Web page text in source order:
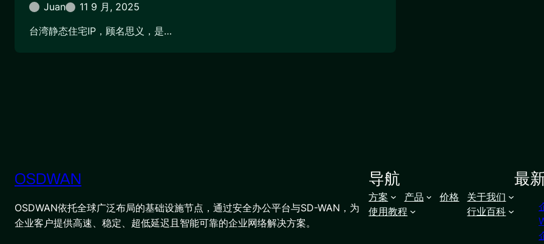
Juan
11 9 月, 2025
台湾静态住宅IP，顾名思义，是…
OSDWAN
OSDWAN依托全球广泛布局的基础设施节点，通过安全办公平台与SD-WAN，为
企业客户提供高速、稳定、超低延迟且智能可靠的企业网络解决方案。
导航
方案 产品 价格
关于我们
使用教程
行业百科
最